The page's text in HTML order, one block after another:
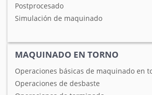
Postprocesado
Simulación de maquinado
MAQUINADO EN TORNO
Operaciones básicas de maquinado en
Operaciones de desbaste